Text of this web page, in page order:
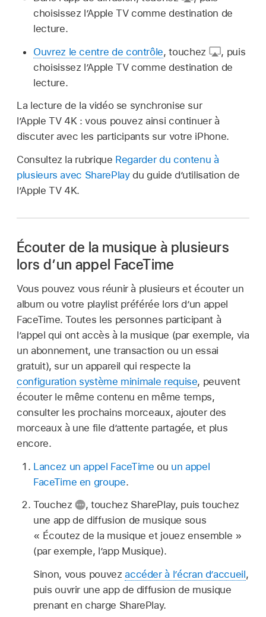
choisissez l’Apple TV comme destination de
lecture.
Ouvrez le centre de contrôle, touchez , puis
choisissez l’Apple TV comme destination de
lecture.
La lecture de la vidéo se synchronise sur
l’Apple TV 4K : vous pouvez ainsi continuer à
discuter avec les participants sur votre iPhone.
Consultez la rubrique Regarder du contenu à
plusieurs avec SharePlaydu guide d’utilisation de
l’Apple TV 4K.
Écouter de la musique à plusieurs
lors d’un appel FaceTime
Vous pouvez vous réunir à plusieurs et écouter un
album ou votre playlist préférée lors d’un appel
FaceTime. Toutes les personnes participant à
l’appel qui ont accès à la musique (par exemple, via
un abonnement, une transaction ou un essai
gratuit), sur un appareil qui respecte la
configuration système minimale requise, peuvent
écouter le même contenu en même temps,
consulter les prochains morceaux, ajouter des
morceaux à une file d’attente partagée, et plus
encore.
Lancez un appel FaceTime ou un appel
FaceTime en groupe.
Touchez
,touchez SharePlay, puis touchez
une app de diffusion de musique sous
« Écoutez de la musique et jouez ensemble »
(par exemple, l’app Musique).
Sinon, vous pouvezaccéder à l’écran d’accueil,
puis ouvrir une app de diffusion de musique
prenant en charge SharePlay.